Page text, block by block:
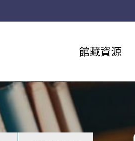
館藏資源